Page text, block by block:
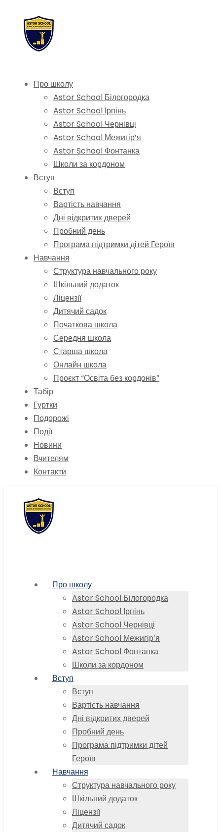
Про школу
Astor School Білогородка
Astor School Ірпінь
Astor School Чернівці
Astor School Межигір’я
Astor School Фонтанка
Школи за кордоном
Вступ
Вступ
Вартість навчання
Дні відкритих дверей
Пробний день
Програма підтримки дітей Героїв
Навчання
Структура навчального року
Шкільний додаток
Ліцензії
Дитячий садок
Початкова школа
Середня школа
Старша школа
Онлайн школа
Проєкт “Освіта без кордонів”
Табір
Гуртки
Подорожі
Події
Новини
Вчителям
Контакти
Про школу
Astor School Білогородка
Astor School Ірпінь
Astor School Чернівці
Astor School Межигір’я
Astor School Фонтанка
Школи за кордоном
Вступ
Вступ
Вартість навчання
Дні відкритих дверей
Пробний день
Програма підтримки дітей
Героїв
Навчання
Структура навчального року
Шкільний додаток
Ліцензії
Дитячий садок